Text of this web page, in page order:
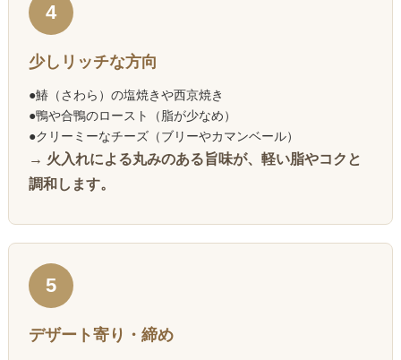
4
少しリッチな方向
●鰆（さわら）の塩焼きや西京焼き
●鴨や合鴨のロースト（脂が少なめ）
●クリーミーなチーズ（ブリーやカマンベール）
→ 火入れによる丸みのある旨味が、軽い脂やコクと
調和します。
5
デザート寄り・締め